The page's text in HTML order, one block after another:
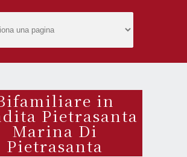
in
Pietrasanta
Marina Di
Pietrasanta